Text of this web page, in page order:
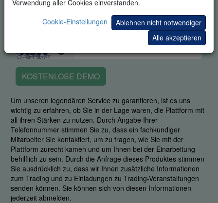
Verwendung aller Cookies einverstanden.
Cookie-Einstellungen
Ablehnen nicht notwendiger
Alle akzeptieren
KOSTENLOSE DEMO
Um unseren legendären Service zu garantieren, ist es uns
wichtig zu erfahren, ob Sie in der Lage waren, die Plattform mit
all ihren Stärken zu nutzen. Durch Angabe Ihrer
Telefonnummer stimmen Sie zu, dass ein fachkundiger
Mitarbeiter Sie kontaktiert, um zu fragen, wie Sie mit der
Plattform zurecht kamen und um Ihnen bei der Einarbeitung
behilflich zu sein. Durch die Anfrage dieses Produktes stimmen
Sie ausdrücklich zu, dass wir Ihnen zusätzliche Informationen
zum Trading und zu Einladungen zu Trading-Veranstaltungen
senden können. Sie können sich von diesen Informationen
jederzeit abmelden.